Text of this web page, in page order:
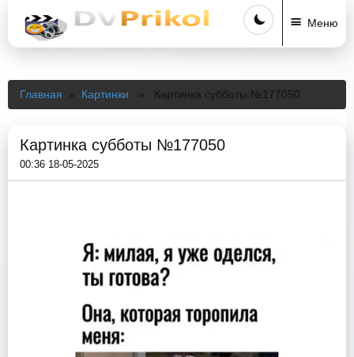
Меню
Главная » Картинки » Картинка субботы №177050
Картинка субботы №177050
00:36 18-05-2025